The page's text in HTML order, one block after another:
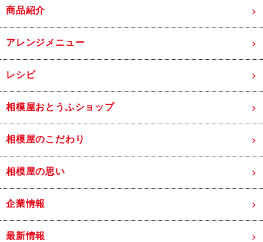
商品紹介
アレンジメニュー
レシピ
相模屋おとうふショップ
相模屋のこだわり
相模屋の思い
企業情報
最新情報